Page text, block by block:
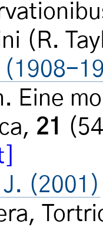
(R.
(1908-
Eine
21
J. (2001)